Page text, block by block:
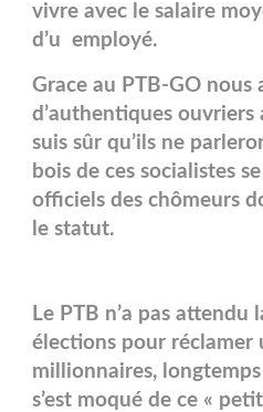
vivre avec le salaire
d’u employé.
Grace au PTB-GO nous
d’authentiques
suis sûr qu’ils ne
bois de ces socialistes
officiels des chômeurs
le statut.
Le PTB n’a pas attendu
élections pour réclamer
millionnaires,
s’est moqué de ce «